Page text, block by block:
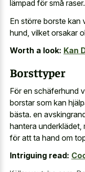
lämpad för små raser.
En större borste kan
hund, vilket orsakar
Worth a look: Kan
Borsttyper
För en schäferhund
borstar som kan
bästa. en
hantera underklädet,
för att ta hand om
Intriguing read: